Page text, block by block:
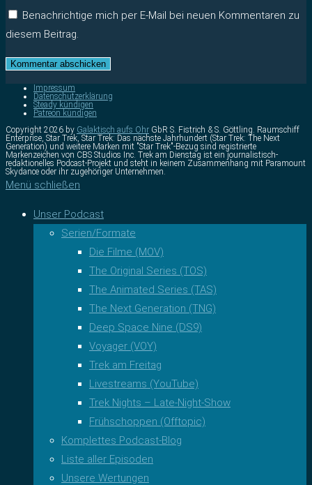
Benachrichtige mich per E-Mail bei neuen Kommentaren zu
diesem Beitrag.
Impressum
Datenschutzerklärung
Steady kündigen
Patreon kündigen
Copyright 2026 by Galaktisch aufs Ohr GbR S. Fistrich & S. Göttling. Raumschiff
Enterprise, Star Trek, Star Trek: Das nächste Jahrhundert (Star Trek: The Next
Generation) und weitere Marken mit "Star Trek"-Bezug sind registrierte
Markenzeichen von CBS Studios Inc. Trek am Dienstag ist ein journalistisch-
redaktionelles Podcast-Projekt und steht in keinem Zusammenhang mit Paramount
Skydance oder ihr zugehöriger Unternehmen.
Menü schließen
Unser Podcast
Serien/Formate
Die Filme (MOV)
The Original Series (TOS)
The Animated Series (TAS)
The Next Generation (TNG)
Deep Space Nine (DS9)
Voyager (VOY)
Trek am Freitag
Livestreams (YouTube)
Trek Nights – Late-Night-Show
Frühschoppen (Offtopic)
Komplettes Podcast-Blog
Liste aller Episoden
Unsere Wertungen